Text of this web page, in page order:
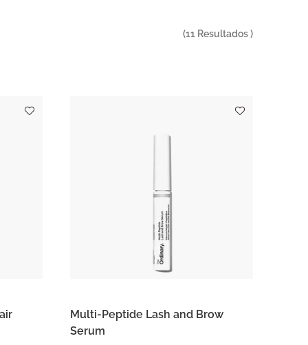
(11 Resultados )
Multi-Peptide Lash and Brow
Serum